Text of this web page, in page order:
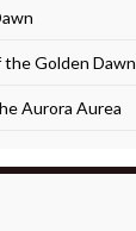
Golden Dawn
Aurora Aurea